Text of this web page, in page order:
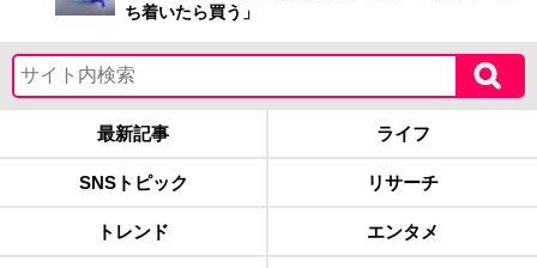
ち着いたら買う」
最新記事 ライフ
SNSトピック リサーチ
トレンド エンタメ